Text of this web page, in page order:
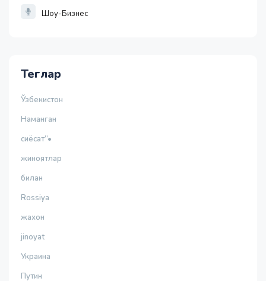
Шоу-Бизнес
Теглар
Ўзбекистон
Наманган
сиёсат”•
жиноятлар
билан
Rossiya
жахон
jinoyat
Украина
Путин